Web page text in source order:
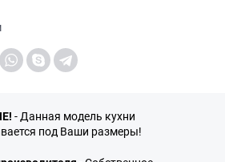
- Данная модель кухни
под Ваши размеры!